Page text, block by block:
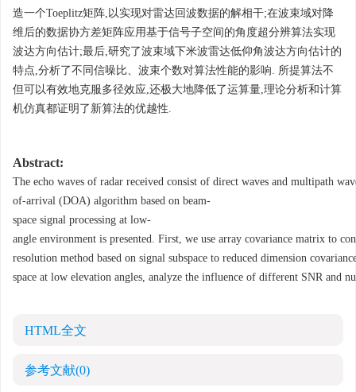
10.13443/j.cjors.2013103101
造一个Toeplitz矩阵, 以实现对雷达回波数据的解相干;在波束域对降
维后的数据协方差矩阵应用基于信号子空间的角度超分辨算法实现
波达方向估计;最后,研究了波束域下米波雷达低仰角波达方向估计的
特点,分析了不同信噪比、波束个数对算法性能的影响. 所提算法不
但可以有效地克服多径效应,还极大地降低了运算量,理论分析和计算
机仿真都证明了新算法的优越性.
Abstract:
The echo waves of radar received consist of direct waves and multipath
of-arrival (DOA) algorithm based on beam-
space signal processing at low-
angle environment is presented. First, we use array covariance matrix to
resolution method based on signal subspace to reduced dimension
space at low elevation angles, analyze the influence of different SNR and
HTML全文
参考文献(0)